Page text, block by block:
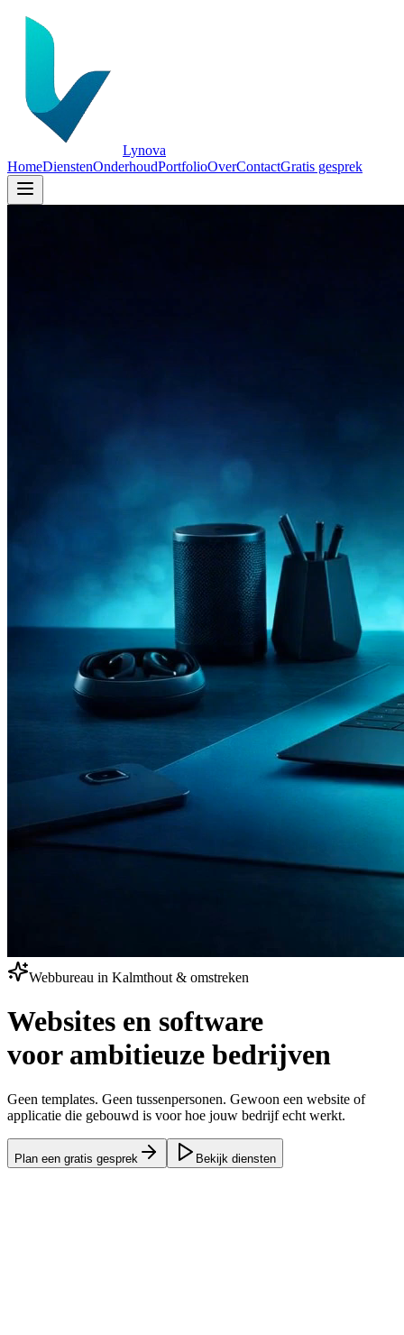
Lynova
HomeDienstenOnderhoudPortfolioOverContactGratis gesprek
Webbureau in Kalmthout & omstreken
Websites en software
voor ambitieuze bedrijven
Geen templates. Geen tussenpersonen. Gewoon een website of
applicatie die gebouwd is voor hoe jouw bedrijf echt werkt.
Plan een gratis gesprek Bekijk diensten